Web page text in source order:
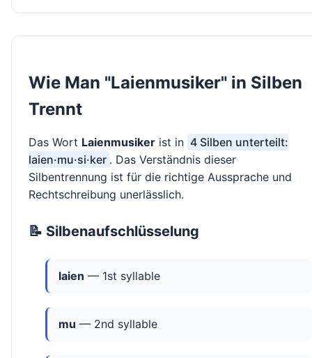
Wie Man "Laienmusiker" in Silben
Trennt
Das Wort Laienmusiker ist in 4 Silben unterteilt:
laien·mu·si·ker . Das Verständnis dieser
Silbentrennung ist für die richtige Aussprache und
Rechtschreibung unerlässlich.
📝 Silbenaufschlüsselung
laien — 1st syllable
mu — 2nd syllable